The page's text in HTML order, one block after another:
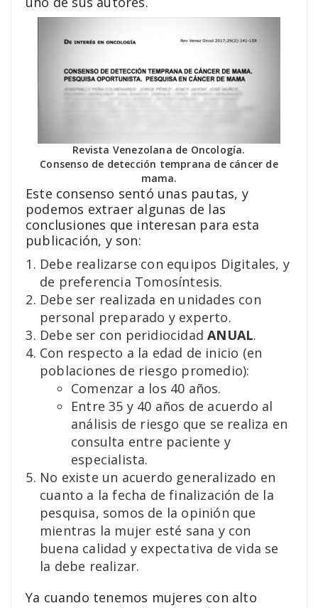
Revista Venezolana de Oncología.
Consenso de detección temprana de cáncer de
mama.
Este consenso sentó unas pautas, y
podemos extraer algunas de las
conclusiones que interesan para esta
publicación, y son:
Debe realizarse con equipos Digitales, y
de preferencia Tomosíntesis.
Debe ser realizada en unidades con
personal preparado y experto.
Debe ser con peridiocidadANUAL.
Con respecto a la edad de inicio (en
poblaciones de riesgo promedio):
Comenzar a los 40 años.
Entre 35 y 40 años de acuerdo al
análisis de riesgo que se realiza en
consulta entre paciente y
especialista.
No existe un acuerdo generalizado en
cuanto a la fecha de finalización de la
pesquisa, somos de la opinión que
mientras la mujer esté sana y con
buena calidad y expectativa de vida se
la debe realizar.
Ya cuando tenemos mujeres con alto